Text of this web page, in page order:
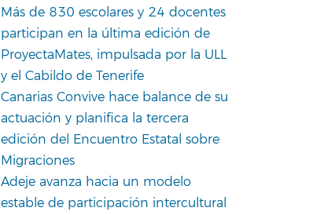
Más de 830 escolares y 24 docentes
participan en la última edición de
ProyectaMates, impulsada por la ULL
y el Cabildo de Tenerife
Canarias Convive hace balance de su
actuación y planifica la tercera
edición del Encuentro Estatal sobre
Migraciones
Adeje avanza hacia un modelo
estable de participación intercultural